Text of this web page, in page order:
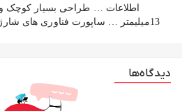
توضیحات اقلام
-در داخل پکیج محلی برای قرار گیری سیم
-دارای قابلیت شارژ اپل واچ با توان 2.5 وات
اطلاعات … طراحی بسیار کوچک
13میلیمتر … ساپورت فناوری های
دیدگاه‌ها